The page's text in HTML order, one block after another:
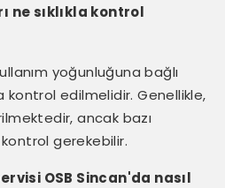
ne sıklıkla kontrol
yoğunluğuna bağlı
kontrol edilmelidir. Genellikle,
ancak bazı
gerekebilir.
OSB Sincan'da nasıl